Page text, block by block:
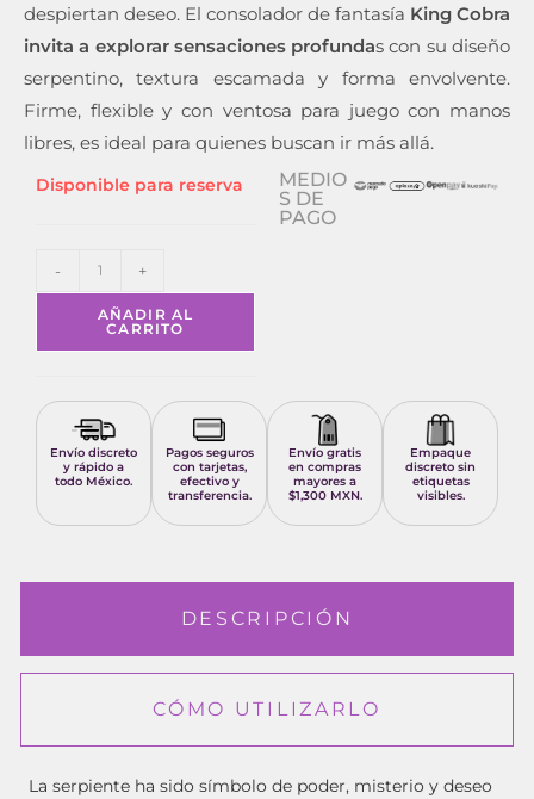
despiertan deseo. El consolador de fantasía King Cobra
invita a explorar sensaciones profundas con su diseño
serpentino, textura escamada y forma envolvente.
Firme, flexible y con ventosa para juego con manos
libres, es ideal para quienes buscan ir más allá.
Disponible para reserva
- +
AÑADIR AL
CARRITO
MEDIO
S DE
PAGO
Envío discreto
y rápido a
todo México.
Pagos seguros
con tarjetas,
efectivo y
transferencia.
Envío gratis
en compras
mayores a
$1,300 MXN.
Empaque
discreto sin
etiquetas
visibles.
DESCRIPCIÓN
CÓMO UTILIZARLO
La serpiente ha sido símbolo de poder, misterio y deseo